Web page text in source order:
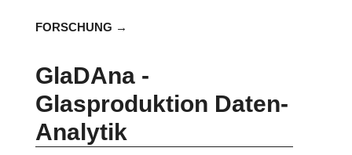
FORSCHUNG
GlaDAna -
Glasproduktion Daten-
Analytik